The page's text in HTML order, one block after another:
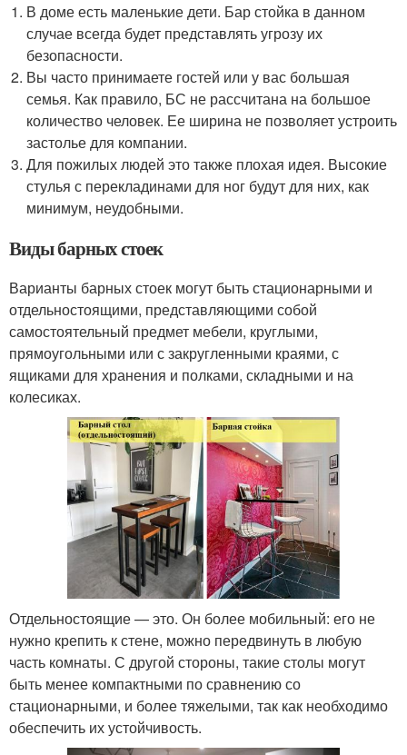
В доме есть маленькие дети. Бар стойка в данном
случае всегда будет представлять угрозу их
безопасности.
Вы часто принимаете гостей или у вас большая
семья. Как правило, БС не рассчитана на большое
количество человек. Ее ширина не позволяет устроить
застолье для компании.
Для пожилых людей это также плохая идея. Высокие
стулья с перекладинами для ног будут для них, как
минимум, неудобными.
Виды барных стоек
Варианты барных стоек могут быть стационарными и
отдельностоящими, представляющими собой
самостоятельный предмет мебели, круглыми,
прямоугольными или с закругленными краями, с
ящиками для хранения и полками, складными и на
колесиках.
Отдельностоящие — это. Он более мобильный: его не
нужно крепить к стене, можно передвинуть в любую
часть комнаты. С другой стороны, такие столы могут
быть менее компактными по сравнению со
стационарными, и более тяжелыми, так как необходимо
обеспечить их устойчивость.